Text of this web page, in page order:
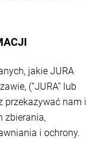
jakie JURA
(“JURA” lub
przekazywać nam i
zbierania,
i ochrony.